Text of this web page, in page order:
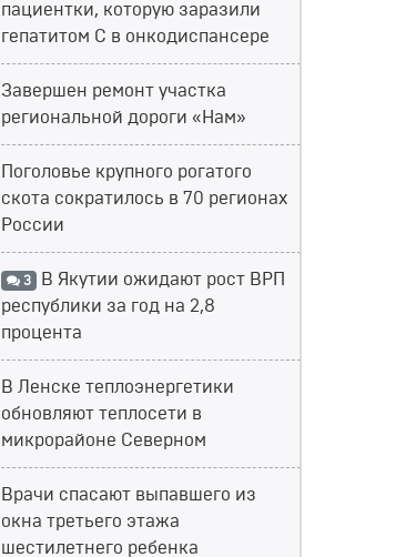
пациентки, которую заразили
гепатитом С в онкодиспансере
Завершен ремонт участка
региональной дороги «Нам»
Поголовье крупного рогатого
скота сократилось в 70 регионах
России
3 В Якутии ожидают рост ВРП
республики за год на 2,8
процента
В Ленске теплоэнергетики
обновляют теплосети в
микрорайоне Северном
Врачи спасают выпавшего из
окна третьего этажа
шестилетнего ребенка